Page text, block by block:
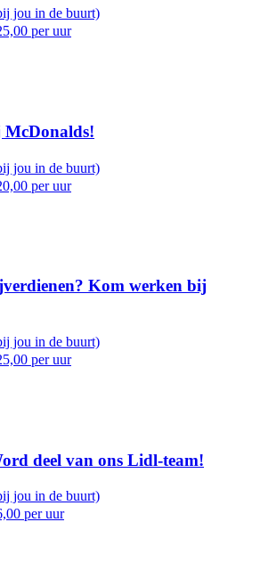
jou in de buurt)
per uur
McDonalds!
jou in de buurt)
per uur
Kom werken bij
jou in de buurt)
per uur
deel van ons Lidl-team!
jou in de buurt)
per uur